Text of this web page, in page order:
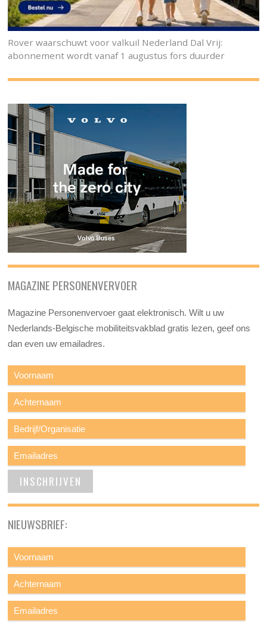
Rover waarschuwt voor valkuil Nederland Dal Vrij:
abonnement wordt vanaf 1 augustus fors duurder
MAGAZINE PERSONENVERVOER
Magazine Personenvervoer gaat elektronisch. Wilt u uw
Nederlands-Belgische mobiliteitsvakblad gratis lezen, geef ons
dan even uw emailadres.
NIEUWSBRIEF: